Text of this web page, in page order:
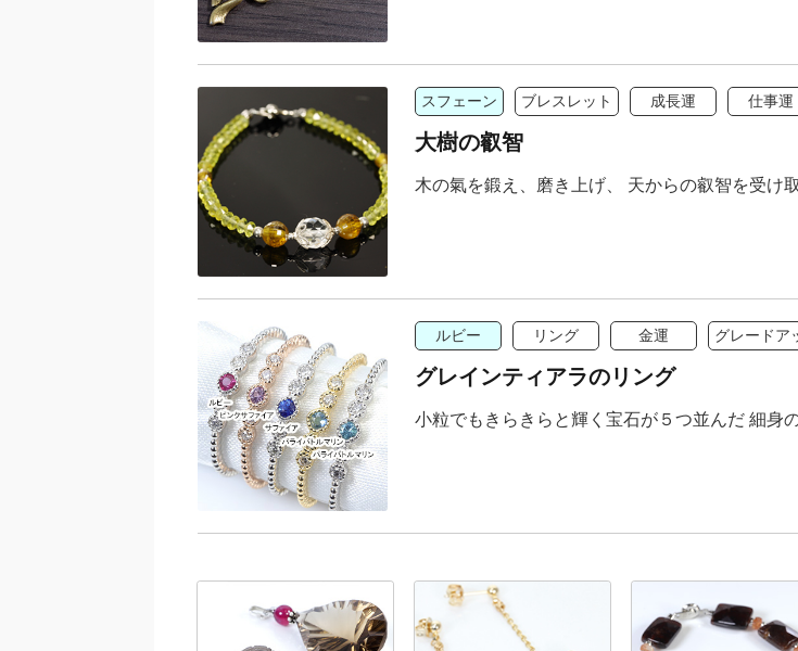
スフェーン ブレスレット 成長運 仕事運
大樹の叡智
木の氣を鍛え、磨き上げ、 天からの叡智を受け
ルビー リング 金運 グレードア
グレインティアラのリング
小粒でもきらきらと輝く宝石が５つ並んだ 細身